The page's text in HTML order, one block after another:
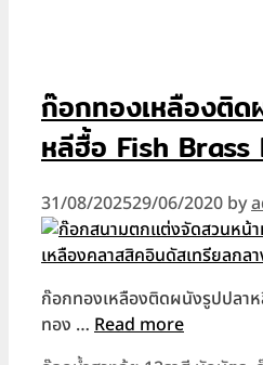
ก๊อกทองเหลืองติด
หลีฮื้อ Fish
31/08/202529/06/2020 by
ก๊อกทองเหลืองติดผนังรูปปลา
ทอง … Read more